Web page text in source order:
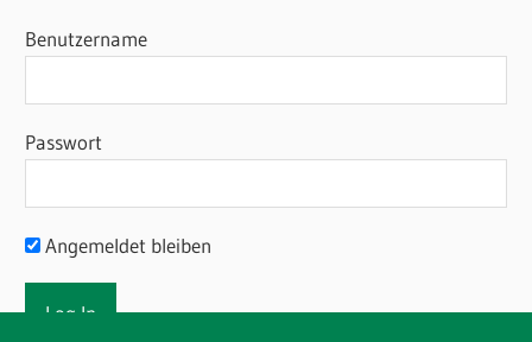
Benutzername
Passwort
Angemeldet bleiben